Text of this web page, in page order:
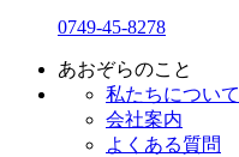
0749-45-8278
あおぞらのこと
私たちについて
会社案内
よくある質問